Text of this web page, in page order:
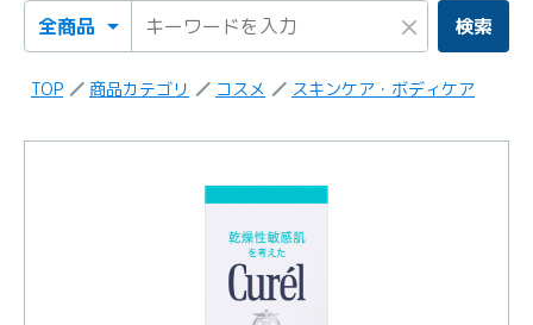
検索カテゴリ
検索キーワード × 検索
TOP 商品カテゴリ コスメ スキンケア・ボディケア